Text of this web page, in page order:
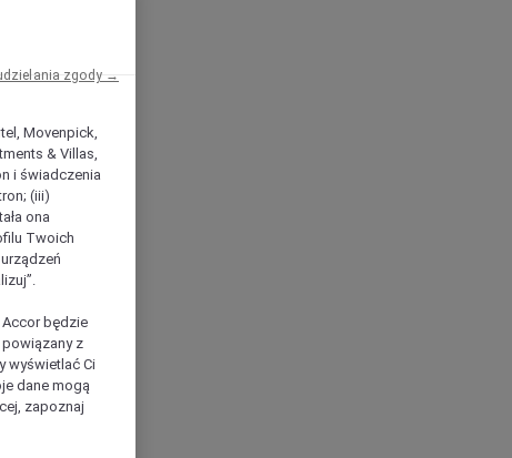
Movenpick,
& Villas,
i świadczenia
(iii)
ona
Twoich
będzie
z
wyświetlać Ci
dane mogą
zapoznaj
zgody →